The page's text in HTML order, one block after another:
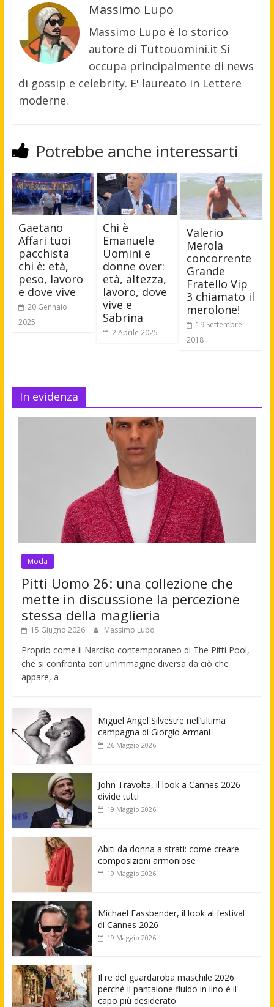
Massimo Lupo
Massimo Lupo è lo storico
autore di Tuttouomini.it Si
occupa principalmente di news
di gossip e celebrity. E' laureato in Lettere
moderne.
Potrebbe anche interessarti
Gaetano
Affari tuoi
pacchista
chi è: età,
peso, lavoro
e dove vive
20 Gennaio
2025
Chi è
Emanuele
Uomini e
donne over:
età, altezza,
lavoro, dove
vive e
Sabrina
2 Aprile 2025
Valerio
Merola
concorrente
Grande
Fratello Vip
3 chiamato il
merolone!
19 Settembre
2018
In evidenza
Moda
Pitti Uomo 26: una collezione che
mette in discussione la percezione
stessa della maglieria
15 Giugno 2026 Massimo Lupo
Proprio come il Narciso contemporaneo di The Pitti Pool,
che si confronta con un’immagine diversa da ciò che
appare, a
Miguel Angel Silvestre nell’ultima
campagna di Giorgio Armani
26 Maggio 2026
John Travolta, il look a Cannes 2026
divide tutti
19 Maggio 2026
Abiti da donna a strati: come creare
composizioni armoniose
19 Maggio 2026
Michael Fassbender, il look al festival
di Cannes 2026
19 Maggio 2026
Il re del guardaroba maschile 2026:
perché il pantalone fluido in lino è il
capo più desiderato